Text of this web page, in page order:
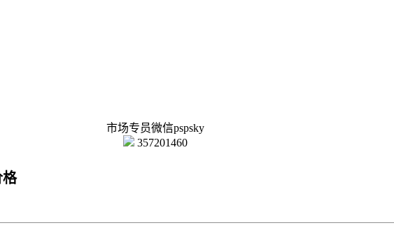
市场专员微信pspsky
357201460
格